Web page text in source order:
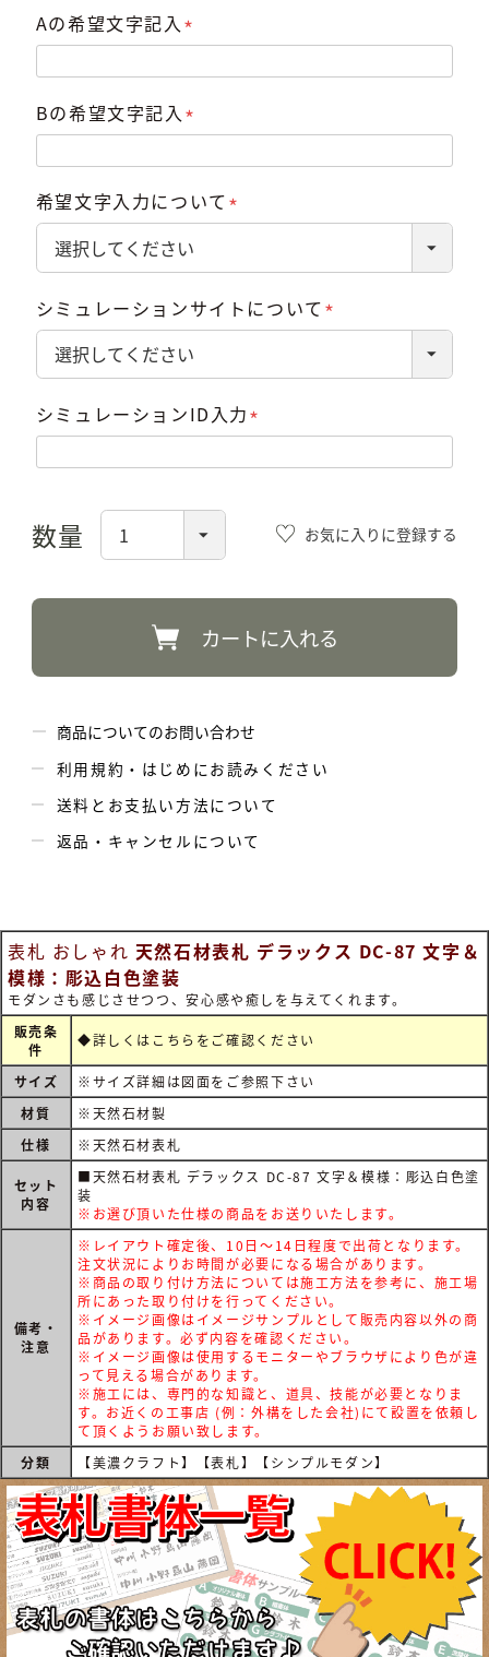
Aの希望文字記入
須)
Bの希望文字記入
須)
希望文字入力について
シミュレーションサイトについて
シミュレーションID入力
須)
お気に入りに登録する
カートに入れる
商品についてのお問い合わせ
利用規約・はじめにお読みください
送料とお支払い方法について
返品・キャンセルについて
表札 おしゃれ 天然石材表札 デラックス DC-87 文字＆
模様：彫込白色塗装
モダンさも感じさせつつ、安心感や癒しを与えてくれます。
販売条
件
◆詳しくは こちらをご確認ください
サイズ
※サイズ詳細は図面をご参照下さい
材質
※天然石材製
仕様
※天然石材表札
セット
内容
■天然石材表札 デラックス DC-87 文字＆模様：彫込白色塗
装
※お選び頂いた仕様の商品をお送りいたします。
備考・
注意
※レイアウト確定後、10日～14日程度で出荷となります。
注文状況によりお時間が必要になる場合があります。
※商品の取り付け方法については施工方法を参考に、施工場
所にあった取り付けを行ってください。
※イメージ画像はイメージサンプルとして販売内容以外の商
品があります。必ず内容を確認ください。
※イメージ画像は使用するモニターやブラウザにより色が違
って見える場合があります。
※施工には、専門的な知識と、道具、技能が必要となりま
す。お近くの工事店 (例：外構をした会社)にて設置を依頼し
て頂くようお願い致します。
分類
【美濃クラフト】【表札】【シンプルモダン】